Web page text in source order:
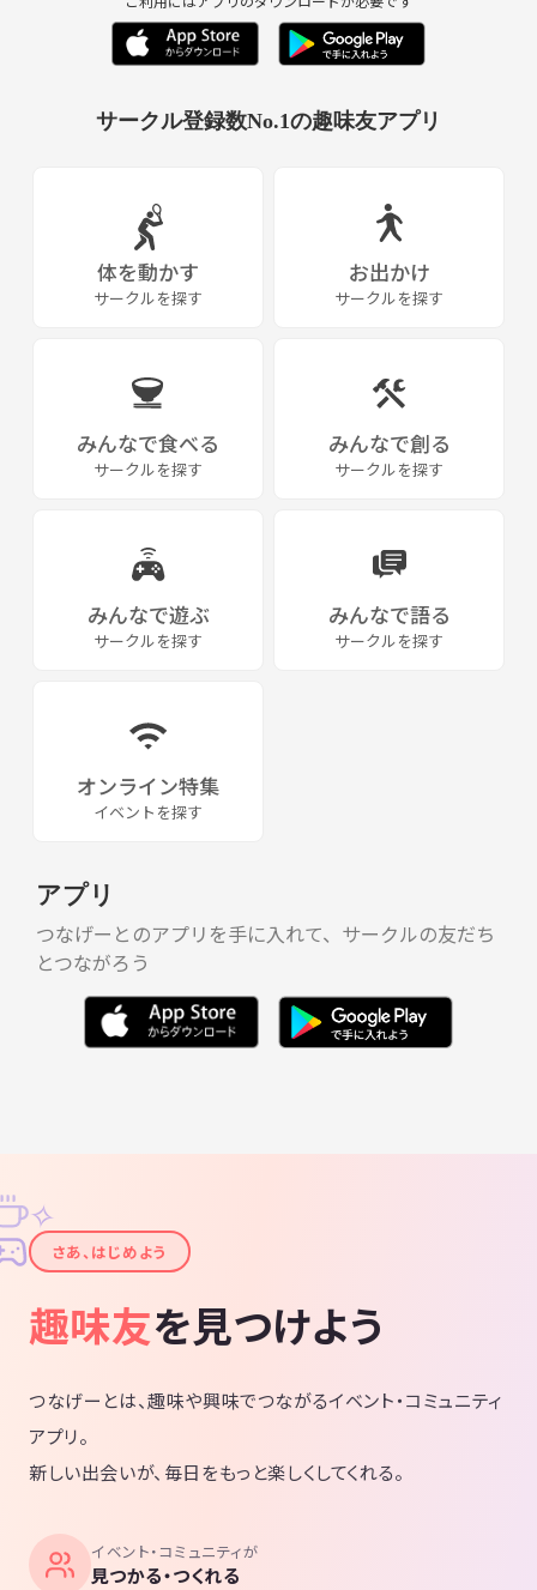
サークル登録数No.1の趣味友アプリ
体を動かす
サークルを探す
お出かけ
サークルを探す
みんなで食べる
サークルを探す
みんなで創る
サークルを探す
みんなで遊ぶ
サークルを探す
みんなで語る
サークルを探す
オンライン特集
イベントを探す
アプリ
つなげーとのアプリを手に入れて、サークルの友だち
とつながろう
✦
✧
さあ、はじめよう
趣味友を見つけよう
つなげーとは、趣味や興味でつながるイベント・コミュニティ
アプリ。
新しい出会いが、毎日をもっと楽しくしてくれる。
イベント・コミュニティが
見つかる・つくれる